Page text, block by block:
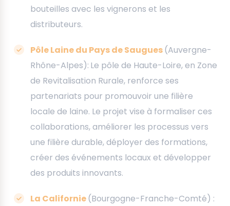
bouteilles avec les vignerons et les
distributeurs.
Pôle Laine du Pays de Saugues(Auvergne-
Rhône-Alpes): Le pôle de Haute-Loire, en Zone
de Revitalisation Rurale, renforce ses
partenariats pour promouvoir une filière
locale de laine. Le projet vise à formaliser ces
collaborations, améliorer les processus vers
une filière durable, déployer des formations,
créer des événements locaux et développer
des produits innovants.
La Californie(Bourgogne-Franche-Comté) :